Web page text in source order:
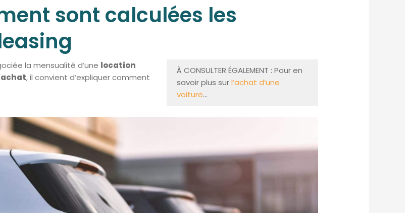
sont calculées les
À CONSULTER ÉGALEMENT : Pour en
savoir plus surl’achat d’une
voiture…
la mensualité d’une location
, il convient d’expliquer comment